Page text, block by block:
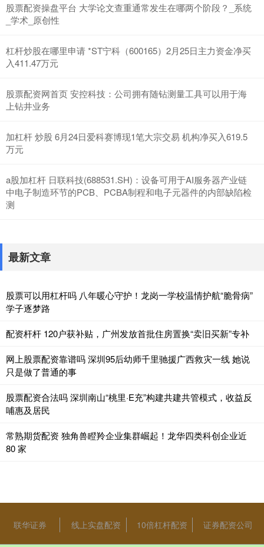
股票配资操盘平台 大学论文查重通常发生在哪两个阶段？_系统
_学术_原创性
杠杆炒股在哪里申请 *ST宁科（600165）2月25日主力资金净买
入411.47万元
股票配资网首页 安控科技：公司拥有随钻测量工具可以用于海
上钻井业务
加杠杆 炒股 6月24日爱科赛博现1笔大宗交易 机构净买入619.5
万元
a股加杠杆 日联科技(688531.SH)：设备可用于AI服务器产业链
中电子制造环节的PCB、PCBA制程和电子元器件的内部缺陷检
测
最新文章
股票可以用杠杆吗 八年暖心守护！龙岗一学校温情护航“脆骨病”
学子逐梦路
配资杆杆 120户获补贴，广州发放首批住房置换“卖旧买新”专补
网上股票配资靠谱吗 深圳95后幼师千里驰援广西救灾一线 她说
只是做了普通的事
股票配资合法吗 深圳南山“桃里·E充”构建共建共管模式，收益反
哺惠及居民
常熟期货配资 独角兽瞪羚企业集群崛起！龙华四类科创企业近
80 家
联华证券 线上实盘配资 10倍杠杆配资 证券配资公司